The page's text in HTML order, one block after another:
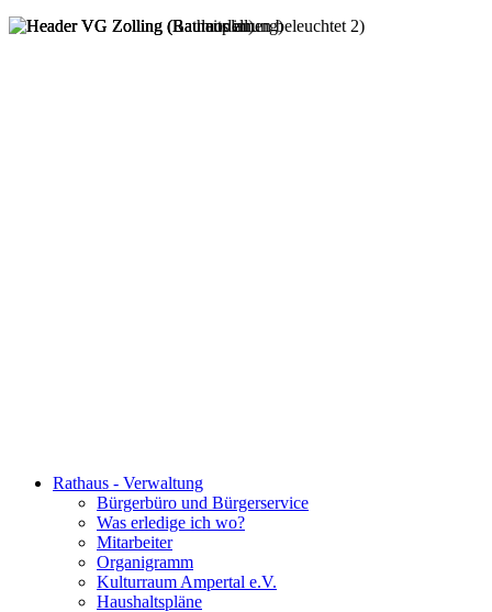
Rathaus - Verwaltung
Bürgerbüro und Bürgerservice
Was erledige ich wo?
Mitarbeiter
Organigramm
Kulturraum Ampertal e.V.
Haushaltspläne